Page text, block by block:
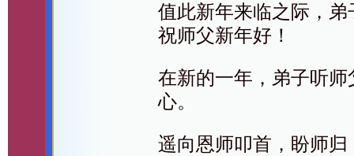
值此新年来临之际，
祝师父新年好！
在新的一年，弟子听
心。
遥向恩师叩首，盼师归